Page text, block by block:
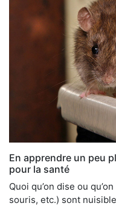
En apprendre un peu
pour la santé
Quoi qu’on dise ou
souris, etc.) sont